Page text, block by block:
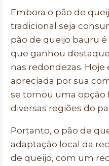
Embora o pão de
tradicional seja
pão de queijo bauru é
que ganhou
nas redondezas. Hoje
apreciada por sua
se tornou uma opção
diversas regiões do
Portanto, o pão de
adaptação local da
de queijo, com um